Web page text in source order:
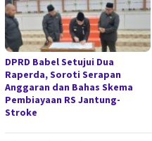
DPRD Babel Setujui Dua
Raperda, Soroti Serapan
Anggaran dan Bahas Skema
Pembiayaan RS Jantung-
Stroke